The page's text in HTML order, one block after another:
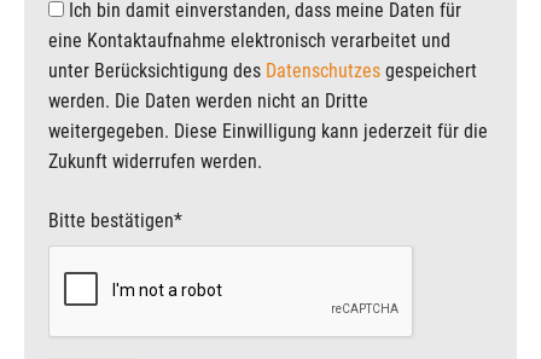
eine Kontaktaufnahme elektronisch verarbeitet und
unter Berücksichtigung des Datenschutzes gespeichert
werden. Die Daten werden nicht an Dritte
weitergegeben. Diese Einwilligung kann jederzeit für die
Zukunft widerrufen werden.
Bitte bestätigen*